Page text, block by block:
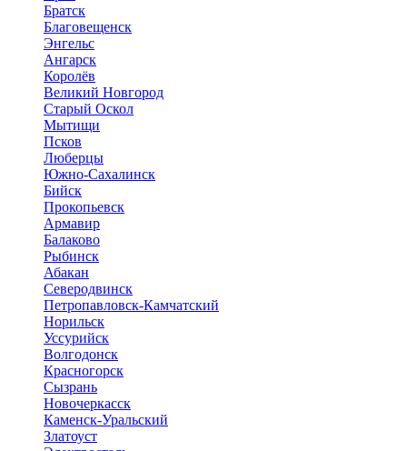
Братск
Благовещенск
Энгельс
Ангарск
Королёв
Великий Новгород
Старый Оскол
Мытищи
Псков
Люберцы
Южно-Сахалинск
Бийск
Прокопьевск
Армавир
Балаково
Рыбинск
Абакан
Северодвинск
Петропавловск-Камчатский
Норильск
Уссурийск
Волгодонск
Красногорск
Сызрань
Новочеркасск
Каменск-Уральский
Златоуст